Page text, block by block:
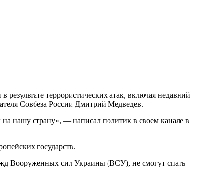
террористических атак, включая недавний
Совбеза России Дмитрий Медведев.
нашу страну», — написал политик в своем канале в
государств.
Вооруженных сил Украины (ВСУ), не смогут спать